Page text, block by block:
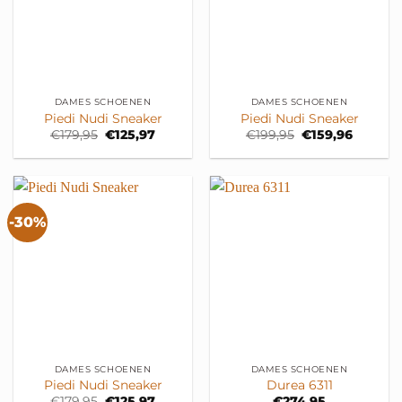
DAMES SCHOENEN
Piedi Nudi Sneaker
€179,95 Oorspronkelijke
was:
€125,97Huidige
is:
DAMES SCHOENEN
Piedi Nudi Sneaker
€199,95 Oorspronkelijke
was:
€159,96Huidige
is:
-30%
DAMES SCHOENEN
Piedi Nudi Sneaker
DAMES SCHOENEN
Durea 6311